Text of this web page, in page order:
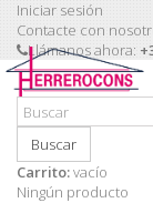
Iniciar sesión
Contacte con
Llámanos ahora:
Buscar
Carrito:vacío
Ningún producto